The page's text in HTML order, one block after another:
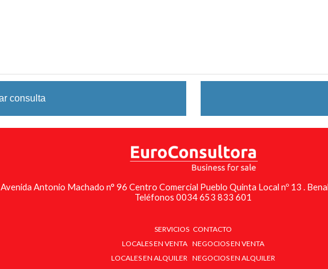
Avenida Antonio Machado n° 96 Centro Comercial Pueblo Quinta Local nº 13 .
Teléfonos 0034 653 833 601
SERVICIOS CONTACTO
LOCALES EN VENTA NEGOCIOS EN VENTA
LOCALES EN ALQUILER
NEGOCIOS EN ALQUILER